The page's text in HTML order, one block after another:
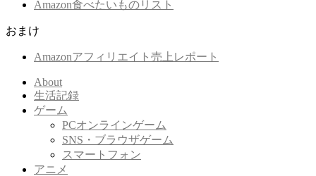
Amazon食べたいものリスト
おまけ
Amazonアフィリエイト売上レポート
About
生活記録
ゲーム
PCオンラインゲーム
SNS・ブラウザゲーム
スマートフォン
アニメ